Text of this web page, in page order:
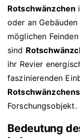
Rotschwänzchen
oder an
möglichen
sind
ihr Revier
faszinierenden
Rotschwänzchens
Forschungsobjekt.
Bedeutung